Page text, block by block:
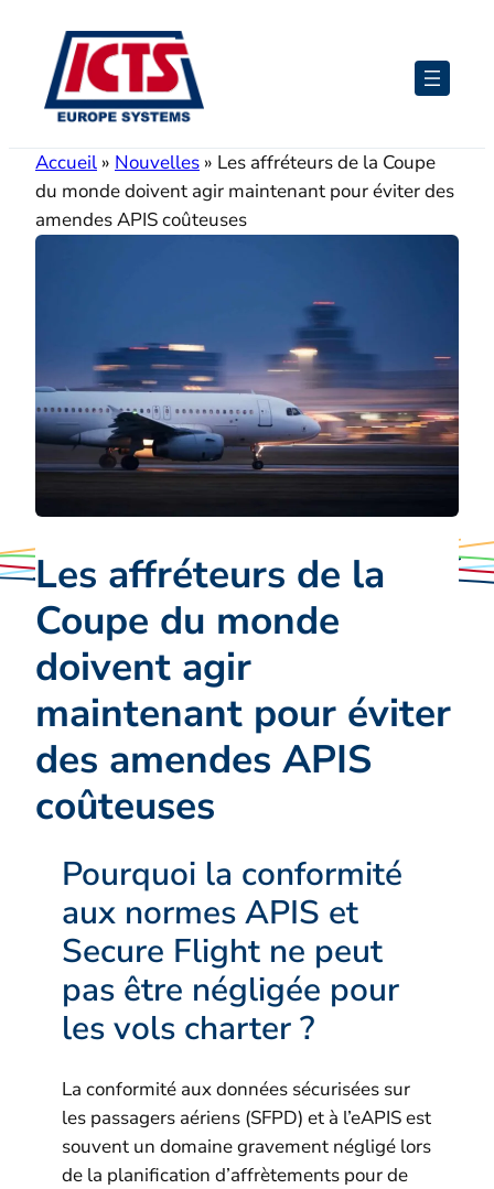
contenu
Accueil » Nouvelles » Les affréteurs de la Coupe
du monde doivent agir maintenant pour éviter des
amendes APIS coûteuses
Les affréteurs de la
Coupe du monde
doivent agir
maintenant pour éviter
des amendes APIS
coûteuses
Pourquoi la conformité
aux normes APIS et
Secure Flight ne peut
pas être négligée pour
les vols charter ?
La conformité aux données sécurisées sur
les passagers aériens (SFPD) et à l’eAPIS est
souvent un domaine gravement négligé lors
de la planification d’affrètements pour de